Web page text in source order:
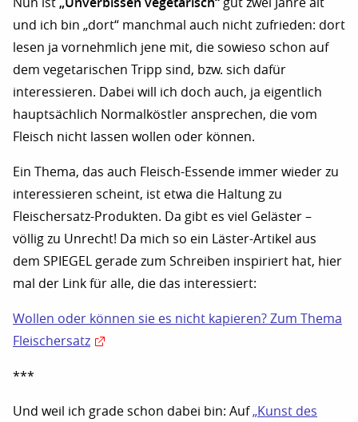
und ich bin „dort“ manchmal auch nicht zufrieden: dort
lesen ja vornehmlich jene mit, die sowieso schon auf
dem vegetarischen Tripp sind, bzw. sich dafür
interessieren. Dabei will ich doch auch, ja eigentlich
hauptsächlich Normalköstler ansprechen, die vom
Fleisch nicht lassen wollen oder können.
Ein Thema, das auch Fleisch-Essende immer wieder zu
interessieren scheint, ist etwa die Haltung zu
Fleischersatz-Produkten. Da gibt es viel Geläster –
völlig zu Unrecht! Da mich so ein Läster-Artikel aus
dem SPIEGEL gerade zum Schreiben inspiriert hat, hier
mal der Link für alle, die das interessiert:
Wollen oder können sie es nicht kapieren? Zum Thema
Fleischersatz
***
Und weil ich grade schon dabei bin: Auf „Kunst des